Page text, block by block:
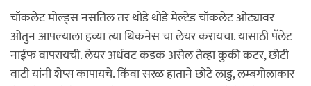
चॉकलेट मोल्ड्स नसतिल तर थोडे थोडे मेल्टेड चॉकलेट ओट्यावर
ओतुन आपल्याला हव्या त्या थिकनेस चा लेयर करायचा. यासाठी पॅलेट
नाईफ वापरायची. लेयर अर्धवट कडक असेल तेव्हा कुकी कटर, छोटी
वाटी यांनी शेप्स कापायचे. किंवा सरळ हाताने छोटे लाडु, लम्बगोलाकार